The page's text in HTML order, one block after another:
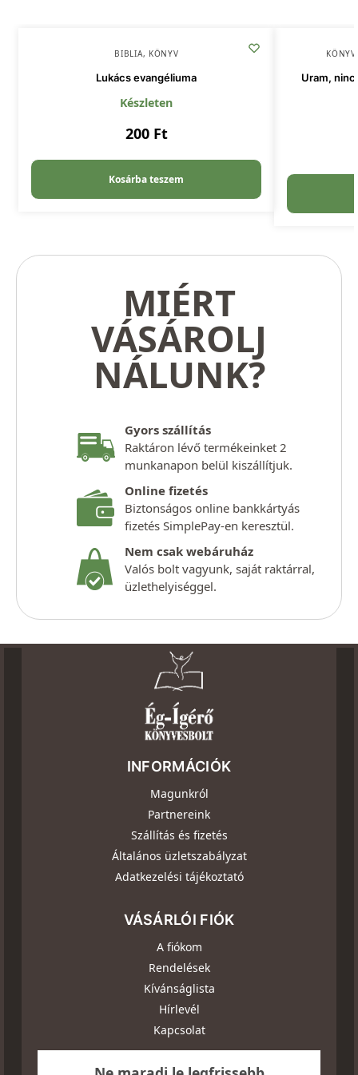
BIBLIA, KÖNYV
Lukács evangéliuma
Készleten
200 Ft
Kosárba teszem
KÖNYV
Uram,
MIÉRT
VÁSÁROLJ
NÁLUNK?
Gyors szállítás
Raktáron lévő termékeinket 2
munkanapon belül kiszállítjuk.
Online fizetés
Biztonságos online bankkártyás
fizetés SimplePay-en keresztül.
Nem csak webáruház
Valós bolt vagyunk, saját raktárral,
üzlethelyiséggel.
INFORMÁCIÓK
Magunkról
Partnereink
Szállítás és fizetés
Általános üzletszabályzat
Adatkezelési tájékoztató
VÁSÁRLÓI FIÓK
A fiókom
Rendelések
Kívánságlista
Hírlevél
Kapcsolat